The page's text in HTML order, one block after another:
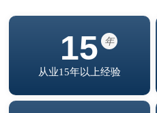
15 年
从业15年以上经验